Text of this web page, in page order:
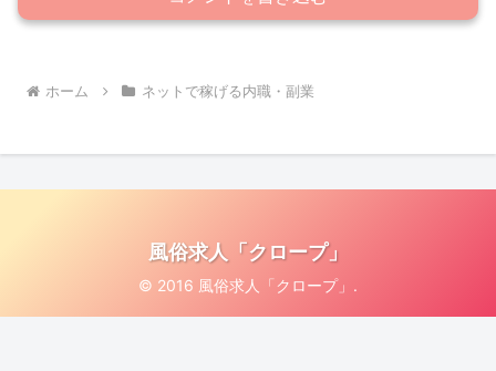
ホーム ネットで稼げる内職・副業
風俗求人「クロープ」
© 2016 風俗求人「クロープ」.